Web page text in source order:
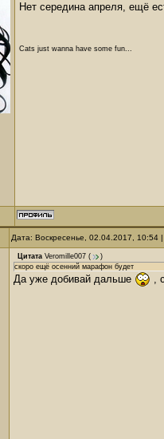
Нет середина апреля, ещё
Cats just wanna have some fun...
Дата: Воскресенье, 02.04.2017,
Цитата Veromille007 (
)
скоро ещё осенний марафон будет
Да уже добивай дальше ,